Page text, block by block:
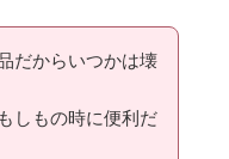
だからいつかは壊
しもの時に便利だ